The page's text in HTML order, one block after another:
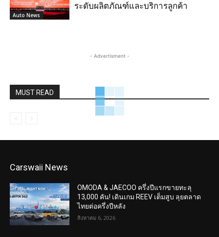
Auto News
ระดับผลิตภัณฑ์และบริการลูกค้า
- Advertisment -
MUST READ
Carswaii News
OMODA & JAECOO ครึ่งปีแรกขายทะลุ
13,000 คัน! เดินเกม REEV เต็มสูบ ลุยตลาด
ไทยต่อครึ่งปีหลัง
สิงหาคม 6, 2026